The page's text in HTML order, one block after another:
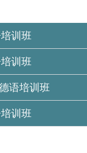
训班
训班
语培训班
训班